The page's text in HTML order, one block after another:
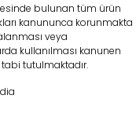
bulunan tüm ürün
kanununca korunmakta
veya
kullanılması kanunen
tutulmaktadır.